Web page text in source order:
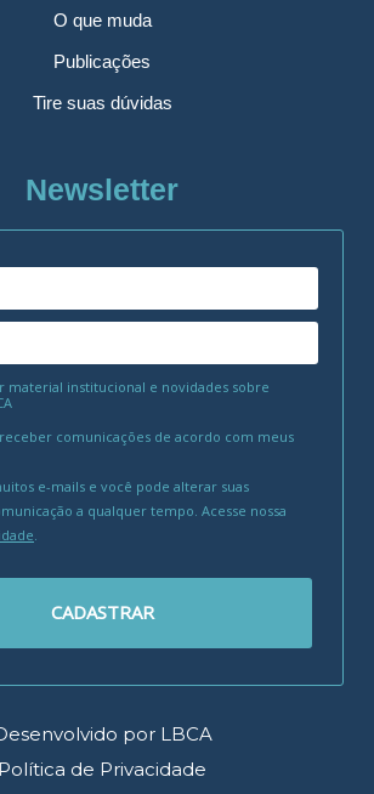
O que muda
Publicações
Tire suas dúvidas
Newsletter
material institucional e novidades sobre
comunicações de acordo com meus
e-mails e você pode alterar suas
a qualquer tempo. Acesse nossa
CADASTRAR
por LBCA
Política de Privacidade